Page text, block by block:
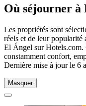
Où séjourner à
Les propriétés sont
réels et de leur popularité
El Ángel sur
constamment confort,
Dernière mise à jour le 6
Masquer